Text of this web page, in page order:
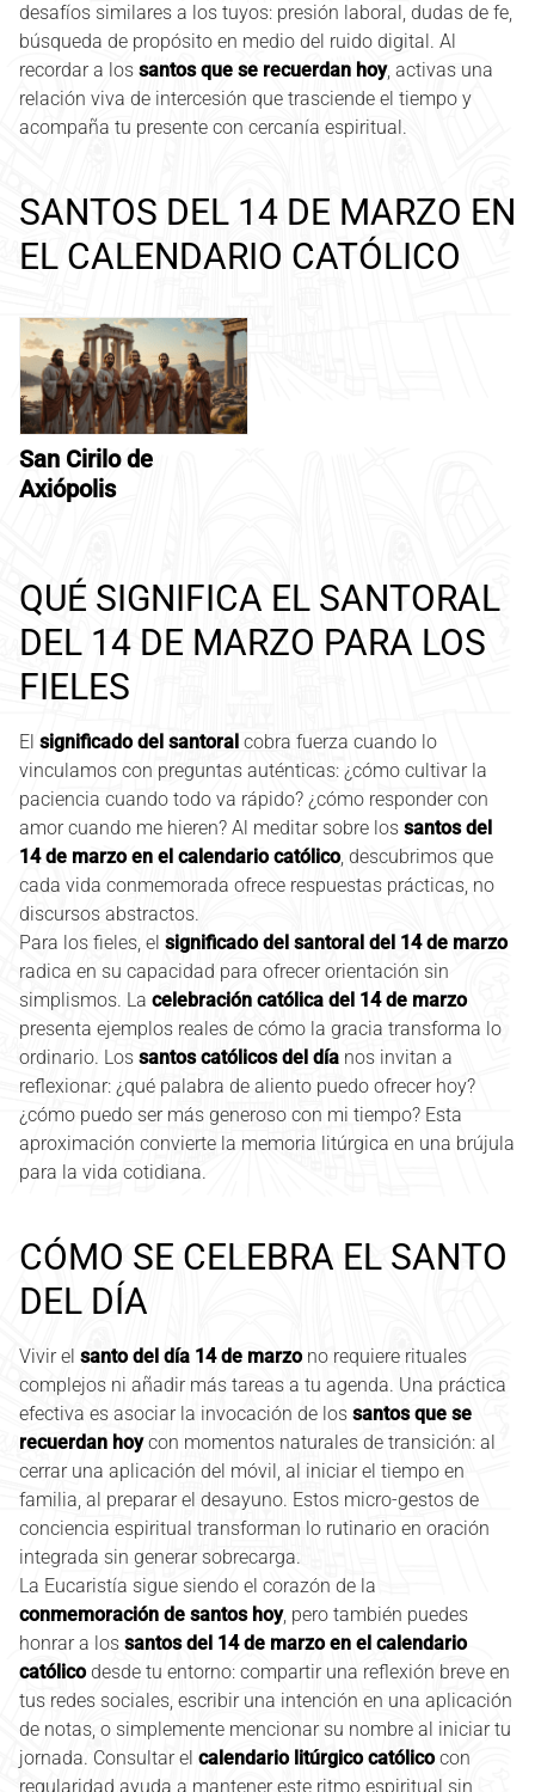
desafíos similares a los tuyos: presión laboral, dudas de fe,
búsqueda de propósito en medio del ruido digital. Al
recordar a los santos que se recuerdan hoy, activas una
relación viva de intercesión que trasciende el tiempo y
acompaña tu presente con cercanía espiritual.
SANTOS DEL 14 DE MARZO EN
EL CALENDARIO CATÓLICO
San Cirilo de
Axiópolis
QUÉ SIGNIFICA EL SANTORAL
DEL 14 DE MARZO PARA LOS
FIELES
El significado del santoral cobra fuerza cuando lo
vinculamos con preguntas auténticas: ¿cómo cultivar la
paciencia cuando todo va rápido? ¿cómo responder con
amor cuando me hieren? Al meditar sobre los santos del
14 de marzo en el calendario católico, descubrimos que
cada vida conmemorada ofrece respuestas prácticas, no
discursos abstractos.
Para los fieles, el significado del santoral del 14 de marzo
radica en su capacidad para ofrecer orientación sin
simplismos. La celebración católica del 14 de marzo
presenta ejemplos reales de cómo la gracia transforma lo
ordinario. Los santos católicos del día nos invitan a
reflexionar: ¿qué palabra de aliento puedo ofrecer hoy?
¿cómo puedo ser más generoso con mi tiempo? Esta
aproximación convierte la memoria litúrgica en una brújula
para la vida cotidiana.
CÓMO SE CELEBRA EL SANTO
DEL DÍA
Vivir el santo del día 14 de marzono requiere rituales
complejos ni añadir más tareas a tu agenda. Una práctica
efectiva es asociar la invocación de los santos que se
recuerdan hoycon momentos naturales de transición: al
cerrar una aplicación del móvil, al iniciar el tiempo en
familia, al preparar el desayuno. Estos micro-gestos de
conciencia espiritual transforman lo rutinario en oración
integrada sin generar sobrecarga.
La Eucaristía sigue siendo el corazón de la
conmemoración de santos hoy, pero también puedes
honrar a los santos del 14 de marzo en el calendario
católicodesde tu entorno: compartir una reflexión breve en
tus redes sociales, escribir una intención en una aplicación
de notas, o simplemente mencionar su nombre al iniciar tu
jornada. Consultar el calendario litúrgico católicocon
regularidad ayuda a mantener este ritmo espiritual sin